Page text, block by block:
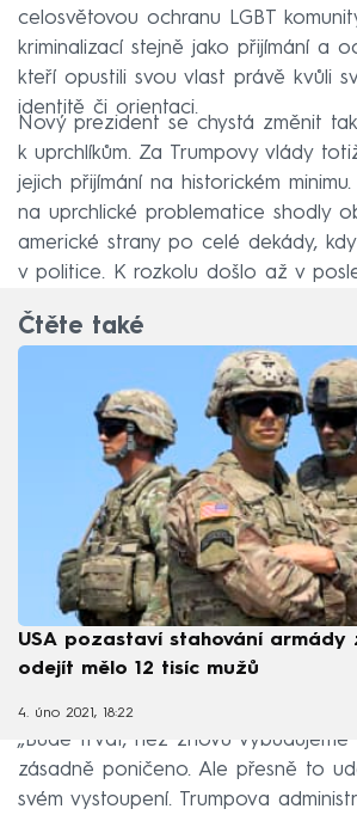
celosvětovou ochranu LGBT
kriminalizací stejně jako přijímání a
kteří opustili svou vlast právě kvůli
identitě či orientaci.
Nový prezident se chystá změnit
k uprchlíkům. Za Trumpovy vlády
jejich přijímání na historickém
na uprchlické problematice shodly
americké strany po celé dekády, kdy
v politice. K rozkolu došlo až v
Čtěte také
USA pozastaví stahování armády
odejít mělo 12 tisíc mužů
4. úno 2021, 18:22
„Bude trvat, než znovu
zásadně poničeno. Ale přesně to
svém vystoupení. Trumpova